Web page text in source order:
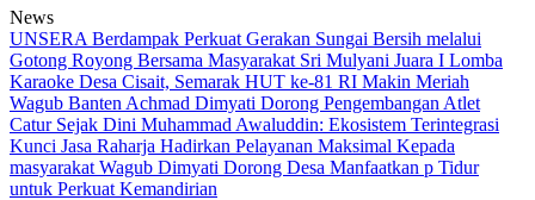
News
UNSERA Berdampak Perkuat Gerakan Sungai Bersih melalui
Gotong Royong Bersama Masyarakat Sri Mulyani Juara I Lomba
Karaoke Desa Cisait, Semarak HUT ke-81 RI Makin Meriah
Wagub Banten Achmad Dimyati Dorong Pengembangan Atlet
Catur Sejak Dini Muhammad Awaluddin: Ekosistem Terintegrasi
Kunci Jasa Raharja Hadirkan Pelayanan Maksimal Kepada
masyarakat Wagub Dimyati Dorong Desa Manfaatkan p Tidur
untuk Perkuat Kemandirian